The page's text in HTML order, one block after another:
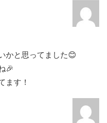
かと思ってました😊
🎉
ます！